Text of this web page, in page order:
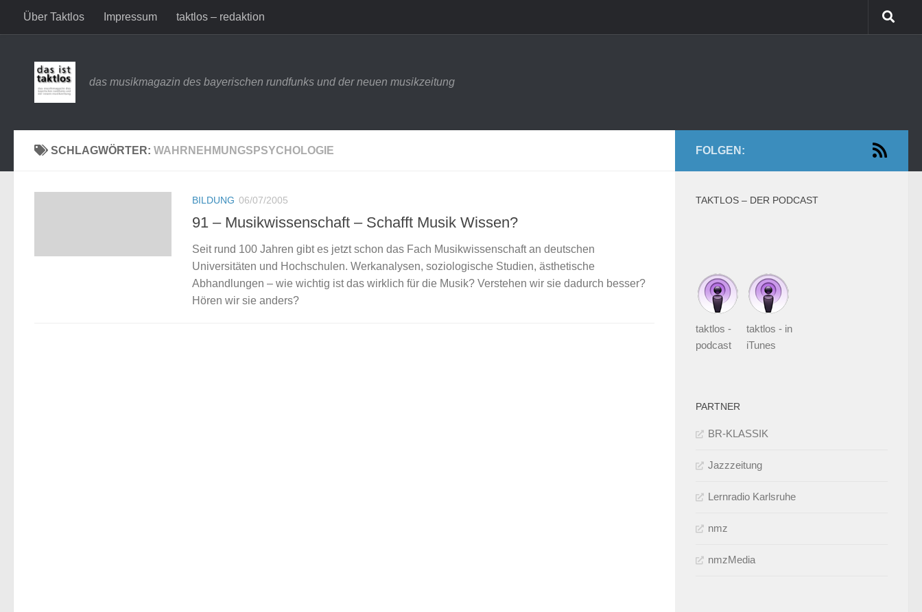
Zum Inhalt springen
Über Taktlos Impressum taktlos – redaktion
das musikmagazin des bayerischen rundfunks und der neuen musikzeitung
SCHLAGWÖRTER: WAHRNEHMUNGSPSYCHOLOGIE
BILDUNG 06/07/2005
91 – Musikwissenschaft – Schafft Musik Wissen?
Seit rund 100 Jahren gibt es jetzt schon das Fach Musikwissenschaft an deutschen
Universitäten und Hochschulen. Werkanalysen, soziologische Studien, ästhetische
Abhandlungen – wie wichtig ist das wirklich für die Musik? Verstehen wir sie dadurch besser?
Hören wir sie anders?
FOLGEN:
TAKTLOS – DER PODCAST
taktlos -
podcast
taktlos - in
iTunes
PARTNER
BR-KLASSIK
Jazzzeitung
Lernradio Karlsruhe
nmz
nmzMedia